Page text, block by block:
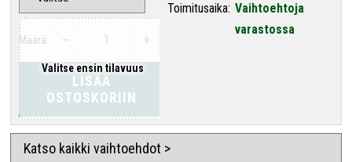
Valitse ensin tilavuus
Määrä:
LISÄÄ
OSTOSKORIIN
Toimitusaika: Vaihtoehtoja
varastossa
Katso kaikki vaihtoehdot >